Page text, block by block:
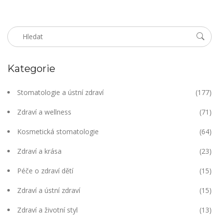
Kategorie
Stomatologie a ústní zdraví (177)
Zdraví a wellness (71)
Kosmetická stomatologie (64)
Zdraví a krása (23)
Péče o zdraví dětí (15)
Zdraví a ústní zdraví (15)
Zdraví a životní styl (13)